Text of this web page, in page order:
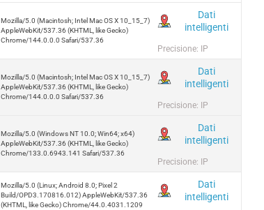
Mozilla/5.0 (Macintosh; Intel Mac OS X 10_15_7)
AppleWebKit/537.36 (KHTML, like Gecko)
Chrome/144.0.0.0 Safari/537.36
Dati
intelligenti
Precisione: IP
Mozilla/5.0 (Macintosh; Intel Mac OS X 10_15_7)
AppleWebKit/537.36 (KHTML, like Gecko)
Chrome/144.0.0.0 Safari/537.36
Dati
intelligenti
Precisione: IP
Mozilla/5.0 (Windows NT 10.0; Win64; x64)
AppleWebKit/537.36 (KHTML, like Gecko)
Chrome/133.0.6943.141 Safari/537.36
Dati
intelligenti
Precisione: IP
Mozilla/5.0 (Linux; Android 8.0; Pixel 2
Build/OPD3.170816.012) AppleWebKit/537.36
(KHTML, like Gecko) Chrome/44.0.4031.1209
Dati
intelligenti